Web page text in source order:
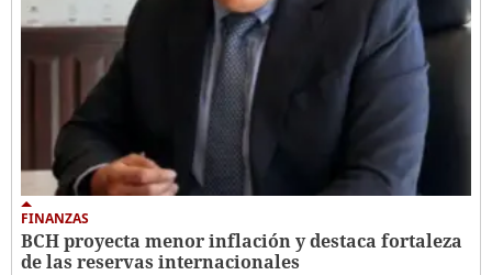
FINANZAS
BCH proyecta menor inflación y destaca fortaleza
de las reservas internacionales